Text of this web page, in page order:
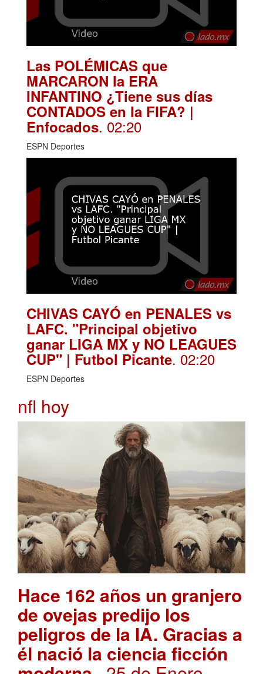
Las POLÉMICAS que
MARCARON la ERA
INFANTINO ¿Tiene sus días
CONTADOS en la FIFA? |
Enfocados. 02:20
ESPN Deportes
CHIVAS CAYÓ en PENALES vs
LAFC. "Principal objetivo
ganar LIGA MX y NO LEAGUES
CUP" | Futbol Picante. 02:20
ESPN Deportes
nfl hoy
Hace 162 años un granjero
de ovejas predijo los
peligros de la IA. Gracias a
él nació la ciencia ficción